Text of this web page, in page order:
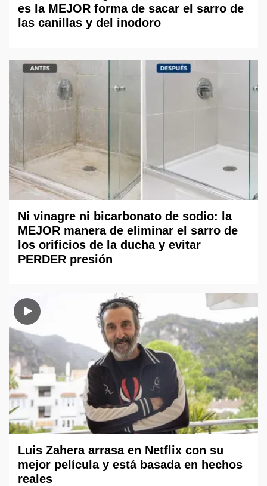
es la MEJOR forma de sacar el sarro de
las canillas y del inodoro
Ni vinagre ni bicarbonato de sodio: la
MEJOR manera de eliminar el sarro de
los orificios de la ducha y evitar
PERDER presión
Luis Zahera arrasa en Netflix con su
mejor película y está basada en hechos
reales